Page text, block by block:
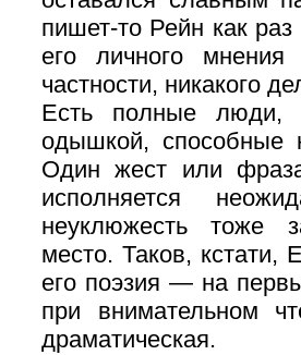
пишет-то Рейн как
его личного
частности, никакого
Есть полные люди,
одышкой, способные
Один жест или
исполняется
неуклюжесть тоже
место. Таков, кстати,
его поэзия — на
при внимательном
драматическая.